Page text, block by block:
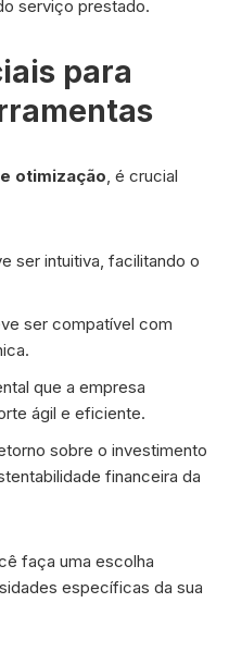
serviço prestado.
para
otimização, é crucial
ser intuitiva, facilitando o
ser compatível com
que a empresa
ágil e eficiente.
sobre o investimento
financeira da
faça uma escolha
específicas da sua